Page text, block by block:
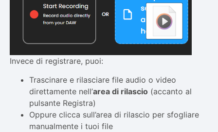
Invece di registrare, puoi:
Trascinare e rilasciare file audio o video
direttamente nell’area di rilascio (accanto al
pulsante Registra)
Oppure clicca sull’area di rilascio per sfogliare
manualmente i tuoi file